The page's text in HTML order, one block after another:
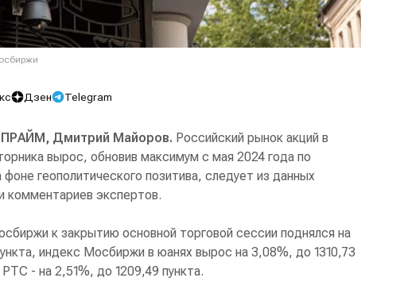
Дзен Telegram
Дмитрий Майоров. Российский рынок акций в
вырос, обновив максимум с мая 2024 года по
фоне геополитического позитива, следует из данных
комментариев экспертов.
к закрытию основной торговой сессии поднялся на
индекс Мосбиржи в юанях вырос на 3,08%, до 1310,73
- на 2,51%, до 1209,49 пункта.